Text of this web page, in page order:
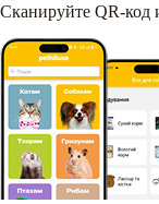
Сканируйте QR-код